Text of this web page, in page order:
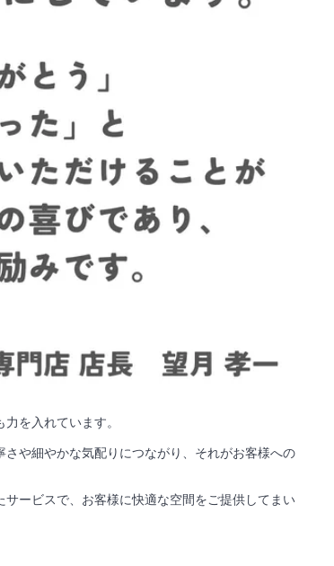
を入れています。
や細やかな気配りにつながり、それがお客様への
ービスで、お客様に快適な空間をご提供してまい